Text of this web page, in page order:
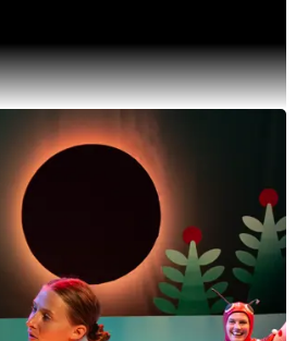
faste udstilling.
Helger 80 år og det fejrer vi
Hvilke kjoler har været
vigtige
af bl.a. af
Helger.